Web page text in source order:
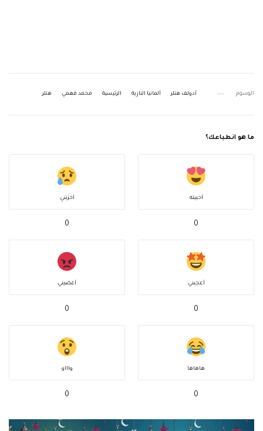
الوسوم أدولف هتلر ألمانيا النازية الرئيسية محمد فهمي هتلر
ما هو انطباعك؟
أحببته
0
أحزنني
0
أعجبني
0
أغضبني
0
هاهاها
0
واااو
0